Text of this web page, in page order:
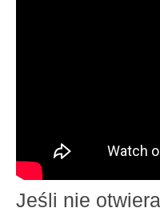
Jeśli nie